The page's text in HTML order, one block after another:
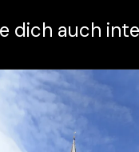
dich auch